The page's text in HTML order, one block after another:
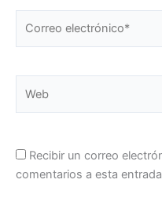
Recibir un correo
comentarios a esta